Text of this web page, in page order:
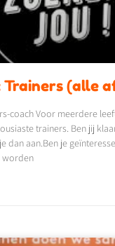
Trainers (alle
coach Voor meerdere
trainers. Ben jij
dan aan.Ben je
worden